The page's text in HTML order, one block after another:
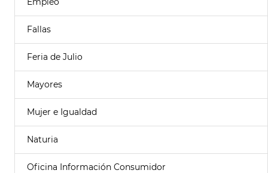
Fallas
Feria de Julio
Mayores
Mujer e Igualdad
Naturia
Oficina Información Consumidor